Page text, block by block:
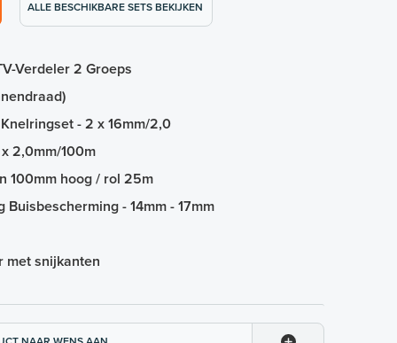
ALLE BESCHIKBARE SETS BEKIJKEN
Verdeler 2 Groeps
- 2 x 16mm/2,0
x 2,0mm/100m
100mm hoog / rol 25m
- 14mm - 17mm
met snijkanten